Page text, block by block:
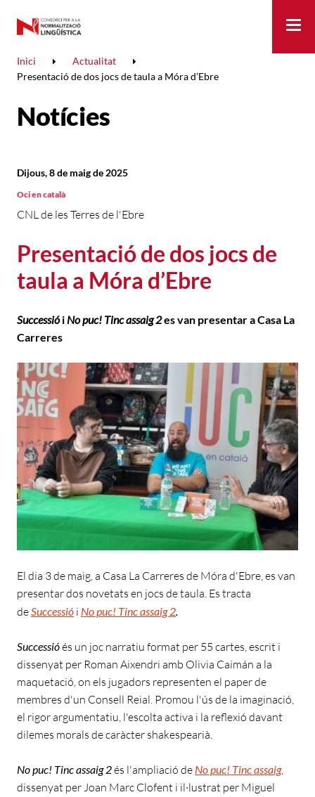
Inici
Actualitat
Presentació de dos jocs de taula a Móra d’Ebre
Notícies
Presentació de dos jocs de
taula a Móra d’Ebre
CNL de les Terres de l'Ebre
Dijous, 8 de maig de 2025
Oci en català
Successiói No puc! Tinc assaig 2es van presentar a Casa La
Carreres
El dia 3 de maig, a Casa La Carreres de Móra d'Ebre, es van
presentar dos novetats en jocs de taula. Es tracta
deSuccessió i No puc! Tinc assaig 2.
Successióés un joc narratiu format per 55 cartes, escrit i
dissenyat per Roman Aixendri amb Olivia Caimán a la
maquetació, on els jugadors representen el paper de
membres d'un Consell Reial. Promou l'ús de la imaginació,
el rigor argumentatiu, l'escolta activa i la reflexió davant
dilemes morals de caràcter shakespearià.
No puc! Tinc assaig 2és l'ampliació de No puc! Tinc assaig,
dissenyat per Joan Marc Clofent i il·lustrat per Miguel